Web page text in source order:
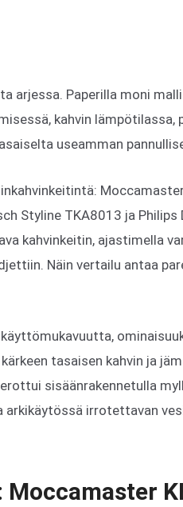
arjessa. Paperilla moni
kahvin lämpötilassa,
useamman
Styline TKA8013 ja
kahvinkeitin, ajastimella
Näin vertailu antaa
tasaisen kahvin ja
sisäänrakennetulla
arkikäytössä irrotettavan